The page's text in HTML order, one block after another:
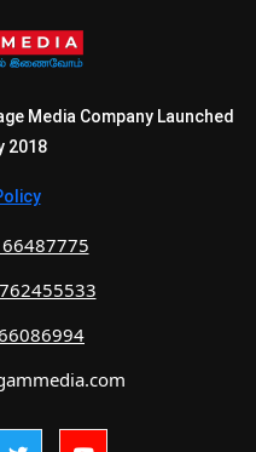
Media Company Launched
2018